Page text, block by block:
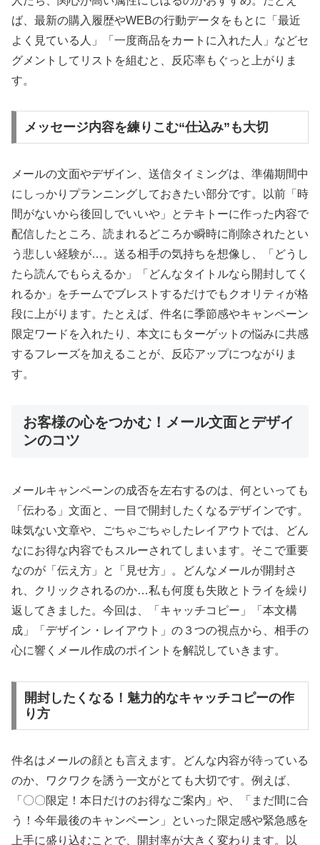
ば、最新の購入履歴やWEBの行動データをもとに「最近
よく見ている人」「一度商品をカートに入れた人」などセ
グメントしてリストを組むと、反応率もぐっと上がりま
す。
メッセージ内容を練りこむ“仕込み”も大切
メールの文面やデザイン、送信タイミングは、準備期間中
にしっかりプランニングしておきたい部分です。以前「時
間がないから後回しでいいや」とテキトーに作った内容で
配信したところ、読まれるどころか瞬時に削除されたとい
う悲しい経験が…。送る相手の気持ちを想像し、「どうし
たら読んでもらえるか」「どんなタイトルなら開封してく
れるか」をチームでブレストするだけでもクオリティが格
段に上がります。たとえば、件名に季節感やキャンペーン
限定ワードを入れたり、本文にもターゲットの悩みに共感
するフレーズを加えることが、反応アップにつながりま
す。
お客様の心をつかむ！メール文面とデザイ
ンのコツ
メールキャンペーンの成否を左右するのは、何といっても
「伝わる」文面と、一目で開封したくなるデザインです。
味気ない文章や、ごちゃごちゃしたレイアウトでは、どん
なにお得な内容でもスルーされてしまいます。そこで重要
なのが「伝え方」と「見せ方」。どんなメールが開封さ
れ、クリックされるのか…私も何度も失敗とトライを繰り
返してきました。今回は、「キャッチコピー」「本文構
成」「デザイン・レイアウト」の３つの視点から、相手の
心に響くメール作成のポイントを解説していきます。
開封したくなる！魅力的なキャッチコピーの作
り方
件名はメールの顔とも言えます。どんな内容が待っている
のか、ワクワクを誘う一文がとても大切です。例えば、
「〇〇限定！本日だけのお得なご案内」や、「まだ間に合
う！今年最後のキャンペーン」といった限定感や緊急感を
上手に盛り込むことで、開封率が大きく変わります。以